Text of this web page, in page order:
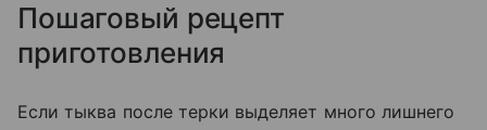
Пошаговый рецепт
приготовления
Если тыква после терки выделяет много лишнего